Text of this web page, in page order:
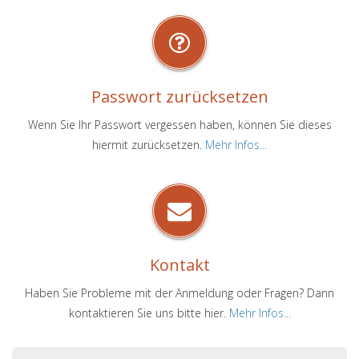
Passwort zurücksetzen
Wenn Sie Ihr Passwort vergessen haben, können Sie dieses
hiermit zurücksetzen. Mehr Infos...
Kontakt
Haben Sie Probleme mit der Anmeldung oder Fragen? Dann
kontaktieren Sie uns bitte hier. Mehr Infos...